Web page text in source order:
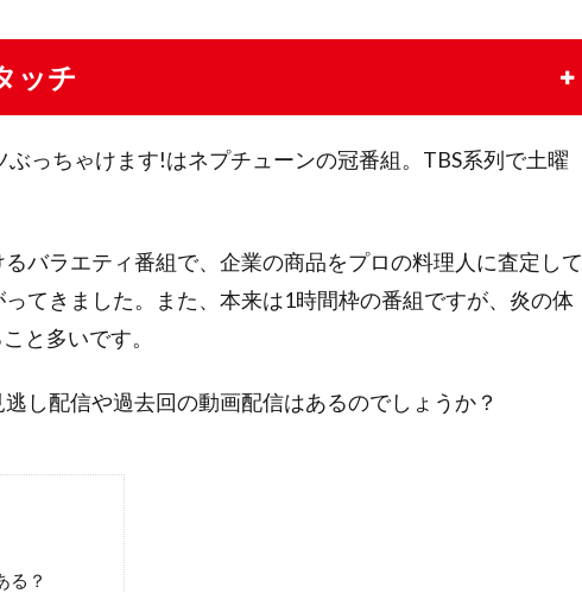
ッチ
っちゃけます!はネプチューンの冠番組。TBS系列で土曜
バラエティ番組で、企業の商品をプロの料理人に査定して
てきました。また、本来は1時間枠の番組ですが、炎の体
と多いです。
し配信や過去回の動画配信はあるのでしょうか？
る？